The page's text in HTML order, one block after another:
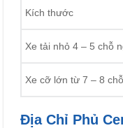
Kích thước
Xe tải nhỏ 4 – 5 chỗ
Xe cỡ lớn từ 7 – 8
Địa Chỉ Phủ